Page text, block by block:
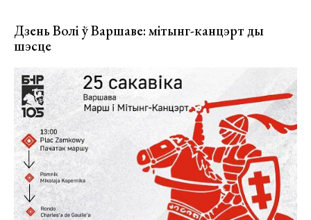
Дзень Волі ў Варшаве: мітынг-канцэрт ды
шэсце